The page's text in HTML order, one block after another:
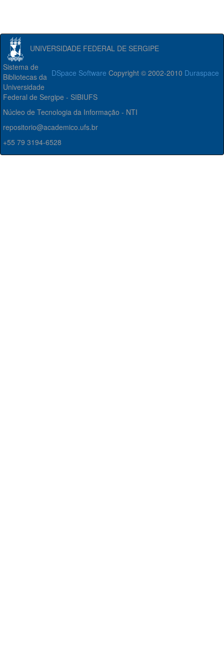
UNIVERSIDADE FEDERAL DE SERGIPE
DSpace Software Copyright © 2002-2010 Duraspace
Sistema de
Bibliotecas da
Universidade
Federal de Sergipe - SIBIUFS
Núcleo de Tecnologia da Informação - NTI
repositorio@academico.ufs.br
+55 79 3194-6528